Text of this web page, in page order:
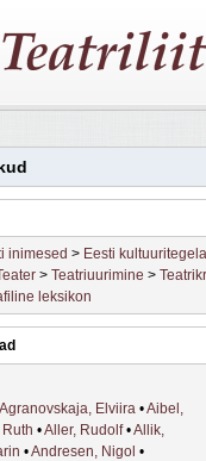
inimesed > Eesti
> Teatriuurimine >
leksikon
Agranovskaja, Elviira •Aibel,
•Aller, Rudolf•Allik,
•Andresen, Nigol •